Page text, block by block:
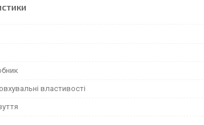
властивості